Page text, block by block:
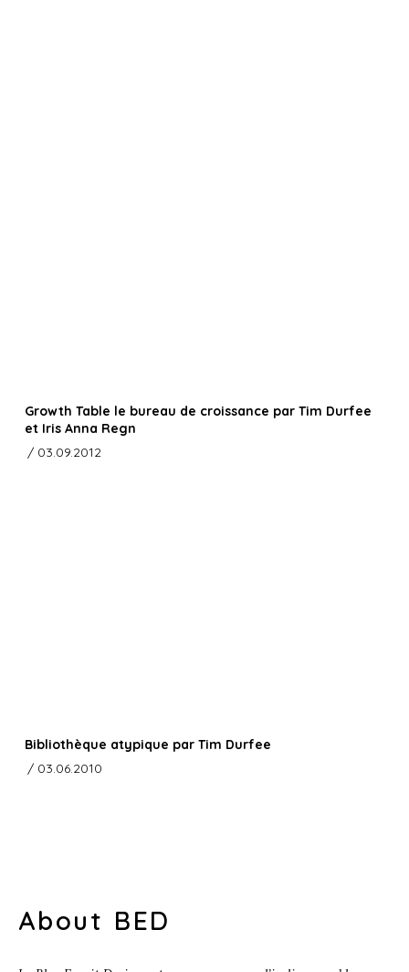
Growth Table le bureau de croissance par Tim Durfee
et Iris Anna Regn
/ 03.09.2012
Bibliothèque atypique par Tim Durfee
/ 03.06.2010
About BED